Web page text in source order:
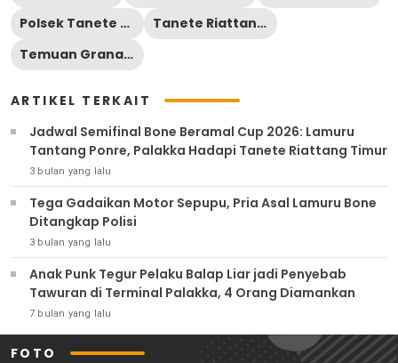
Polsek Tanete Riattang
Tanete Riattang Timur
Temuan Granat Nanas
ARTIKEL TERKAIT
Jadwal Semifinal Bone Beramal Cup 2026: Lamuru
Tantang Ponre, Palakka Hadapi Tanete Riattang Timur
3 bulan yang lalu
Tega Gadaikan Motor Sepupu, Pria Asal Lamuru Bone
Ditangkap Polisi
3 bulan yang lalu
Anak Punk Tegur Pelaku Balap Liar jadi Penyebab
Tawuran di Terminal Palakka, 4 Orang Diamankan
7 bulan yang lalu
FOTO